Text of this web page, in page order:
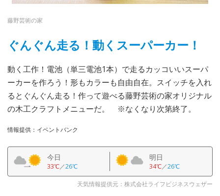
藤野芸術の家
ぐんぐん走る！動くスーパーカー！
動く工作！電池（単三電池1本）で走るカッコいいスーパ
ーカーを作ろう！形もカラーも自由自在。スイッチを入れ
るとぐんぐん走る！作って遊べる藤野芸術の家オリジナル
の木工クラフトメニューだ。 ※なくなり次第終了。
情報提供：イベントバンク
今日
33℃／26℃
明日
34℃／26℃
天気情報提供元：株式会社ライフビジネスウェザー